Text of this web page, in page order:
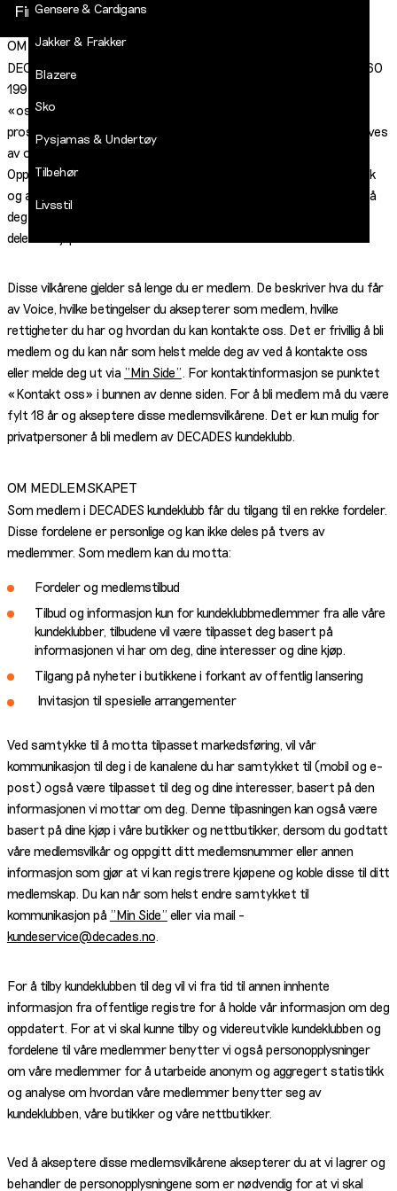
Gensere & Cardigans
Jakker & Frakker
Blazere
Sko
Pysjamas & Undertøy
Tilbehør
Livsstil
Finn butikk
OM DECADES KUNDEKLUBB
DECADES kundeklubb eies og drives av Voice Norge (org.nr. 957 560
199), omtalt i disse medlemsvilkårene enten som Voice, «vi» eller
«oss». Som medlem i DECADES kundeklubb vil dine opplysninger
prosesseres sammen med data fra de ulike kundeklubbene som drives
av oss og brukes av disse for å gi deg tilpasset informasjon.
Opplysningene vi har om deg, kan sammenkobles med kjøpshistorikk
og annen atferd tilknyttet oss, med det formål å bygge en profil på
deg for å kunne markedsføre våre produkter til deg og andre som
deler din kjøpsadferd.
Disse vilkårene gjelder så lenge du er medlem. De beskriver hva du får
av Voice, hvilke betingelser du aksepterer som medlem, hvilke
rettigheter du har og hvordan du kan kontakte oss. Det er frivillig å bli
medlem og du kan når som helst melde deg av ved å kontakte oss
eller melde deg ut via "Min Side" . For kontaktinformasjon se punktet
«Kontakt oss» i bunnen av denne siden. For å bli medlem må du være
fylt 18 år og akseptere disse medlemsvilkårene. Det er kun mulig for
privatpersoner å bli medlem av DECADES kundeklubb.
OM MEDLEMSKAPET
Som medlem i DECADES kundeklubb får du tilgang til en rekke fordeler.
Disse fordelene er personlige og kan ikke deles på tvers av
medlemmer. Som medlem kan du motta:
Fordeler og medlemstilbud
Tilbud og informasjon kun for kundeklubbmedlemmer fra alle våre
kundeklubber, tilbudene vil være tilpasset deg basert på
informasjonen vi har om deg, dine interesser og dine kjøp.
Tilgang på nyheter i butikkene i forkant av offentlig lansering
Invitasjon til spesielle arrangementer
Ved samtykke til å motta tilpasset markedsføring, vil vår
kommunikasjon til deg i de kanalene du har samtykket til (mobil og e-
post) også være tilpasset til deg og dine interesser, basert på den
informasjonen vi mottar om deg. Denne tilpasningen kan også være
basert på dine kjøp i våre butikker og nettbutikker, dersom du godtatt
våre medlemsvilkår og oppgitt ditt medlemsnummer eller annen
informasjon som gjør at vi kan registrere kjøpene og koble disse til ditt
medlemskap. Du kan når som helst endre samtykket til
kommunikasjon på "Min Side" eller via mail -
kundeservice@decades.no.
For å tilby kundeklubben til deg vil vi fra tid til annen innhente
informasjon fra offentlige registre for å holde vår informasjon om deg
oppdatert. For at vi skal kunne tilby og videreutvikle kundeklubben og
fordelene til våre medlemmer benytter vi også personopplysninger
om våre medlemmer for å utarbeide anonym og aggregert statistikk
og analyse om hvordan våre medlemmer benytter seg av
kundeklubben, våre butikker og våre nettbutikker.
Ved å akseptere disse medlemsvilkårene aksepterer du at vi lagrer og
behandler de personopplysningene som er nødvendig for at vi skal